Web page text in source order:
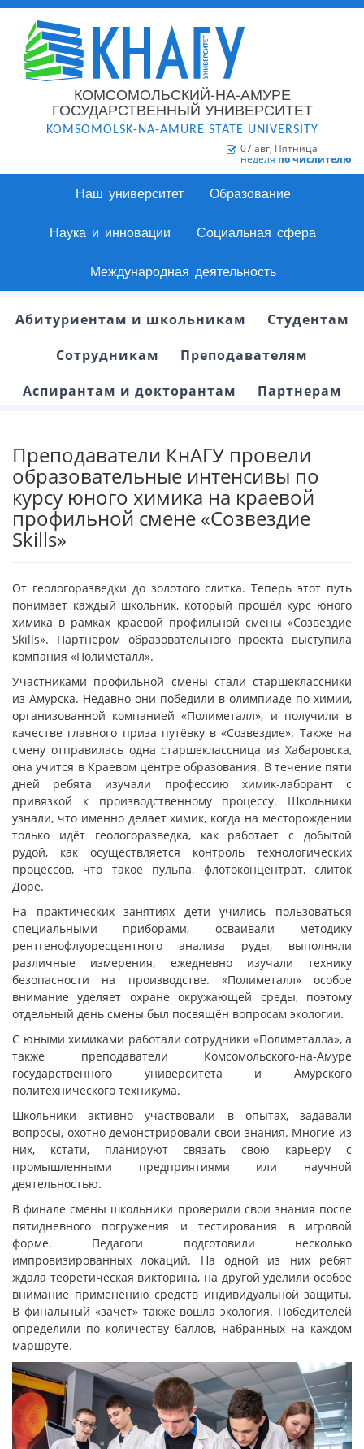
КОМСОМОЛЬСКИЙ-НА-АМУРЕ
ГОСУДАРСТВЕННЫЙ УНИВЕРСИТЕТ
KOMSOMOLSK-NA-AMURE STATE UNIVERSITY
07 авг, Пятница
неделя по числителю
Наш университет Образование
Наука и инновации Социальная сфера
Международная деятельность
Абитуриентам и школьникам
Студентам
Сотрудникам
Преподавателям
Аспирантам и докторантам
Партнерам
Преподаватели КнАГУ провели
образовательные интенсивы по
курсу юного химика на краевой
профильной смене «Созвездие
Skills»
От геологоразведки до золотого слитка. Теперь этот путь
понимает каждый школьник, который прошёл курс юного
химика в рамках краевой профильной смены «Созвездие
Skills». Партнёром образовательного проекта выступила
компания «Полиметалл».
Участниками профильной смены стали старшеклассники
из Амурска. Недавно они победили в олимпиаде по химии,
организованной компанией «Полиметалл», и получили в
качестве главного приза путёвку в «Созвездие». Также на
смену отправилась одна старшеклассница из Хабаровска,
она учится в Краевом центре образования. В течение пяти
дней ребята изучали профессию химик-лаборант с
привязкой к производственному процессу. Школьники
узнали, что именно делает химик, когда на месторождении
только идёт геологоразведка, как работает с добытой
рудой, как осуществляется контроль технологических
процессов, что такое пульпа, флотоконцентрат, слиток
Доре.
На практических занятиях дети учились пользоваться
специальными приборами, осваивали методику
рентгенофлуоресцентного анализа руды, выполняли
различные измерения, ежедневно изучали технику
безопасности на производстве. «Полиметалл» особое
внимание уделяет охране окружающей среды, поэтому
отдельный день смены был посвящён вопросам экологии.
С юными химиками работали сотрудники «Полиметалла», а
также преподаватели Комсомольского-на-Амуре
государственного университета и Амурского
политехнического техникума.
Школьники активно участвовали в опытах, задавали
вопросы, охотно демонстрировали свои знания. Многие из
них, кстати, планируют связать свою карьеру с
промышленными предприятиями или научной
деятельностью.
В финале смены школьники проверили свои знания после
пятидневного погружения и тестирования в игровой
форме. Педагоги подготовили несколько
импровизированных локаций. На одной из них ребят
ждала теоретическая викторина, на другой уделили особое
внимание применению средств индивидуальной защиты.
В финальный «зачёт» также вошла экология. Победителей
определили по количеству баллов, набранных на каждом
маршруте.